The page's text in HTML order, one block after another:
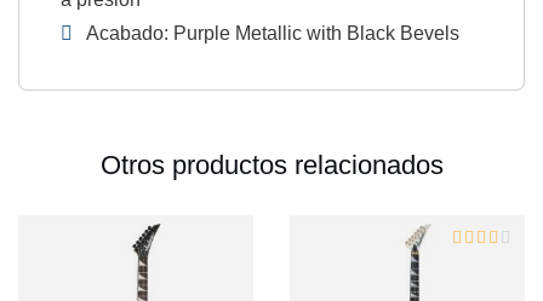
Acabado: Purple Metallic with Black Bevels
Otros productos relacionados